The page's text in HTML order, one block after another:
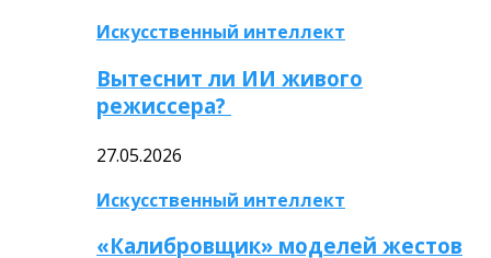
Искусственный интеллект
Вытеснит ли ИИ живого
режиссера?
27.05.2026
Искусственный интеллект
«Калибровщик» моделей жестов